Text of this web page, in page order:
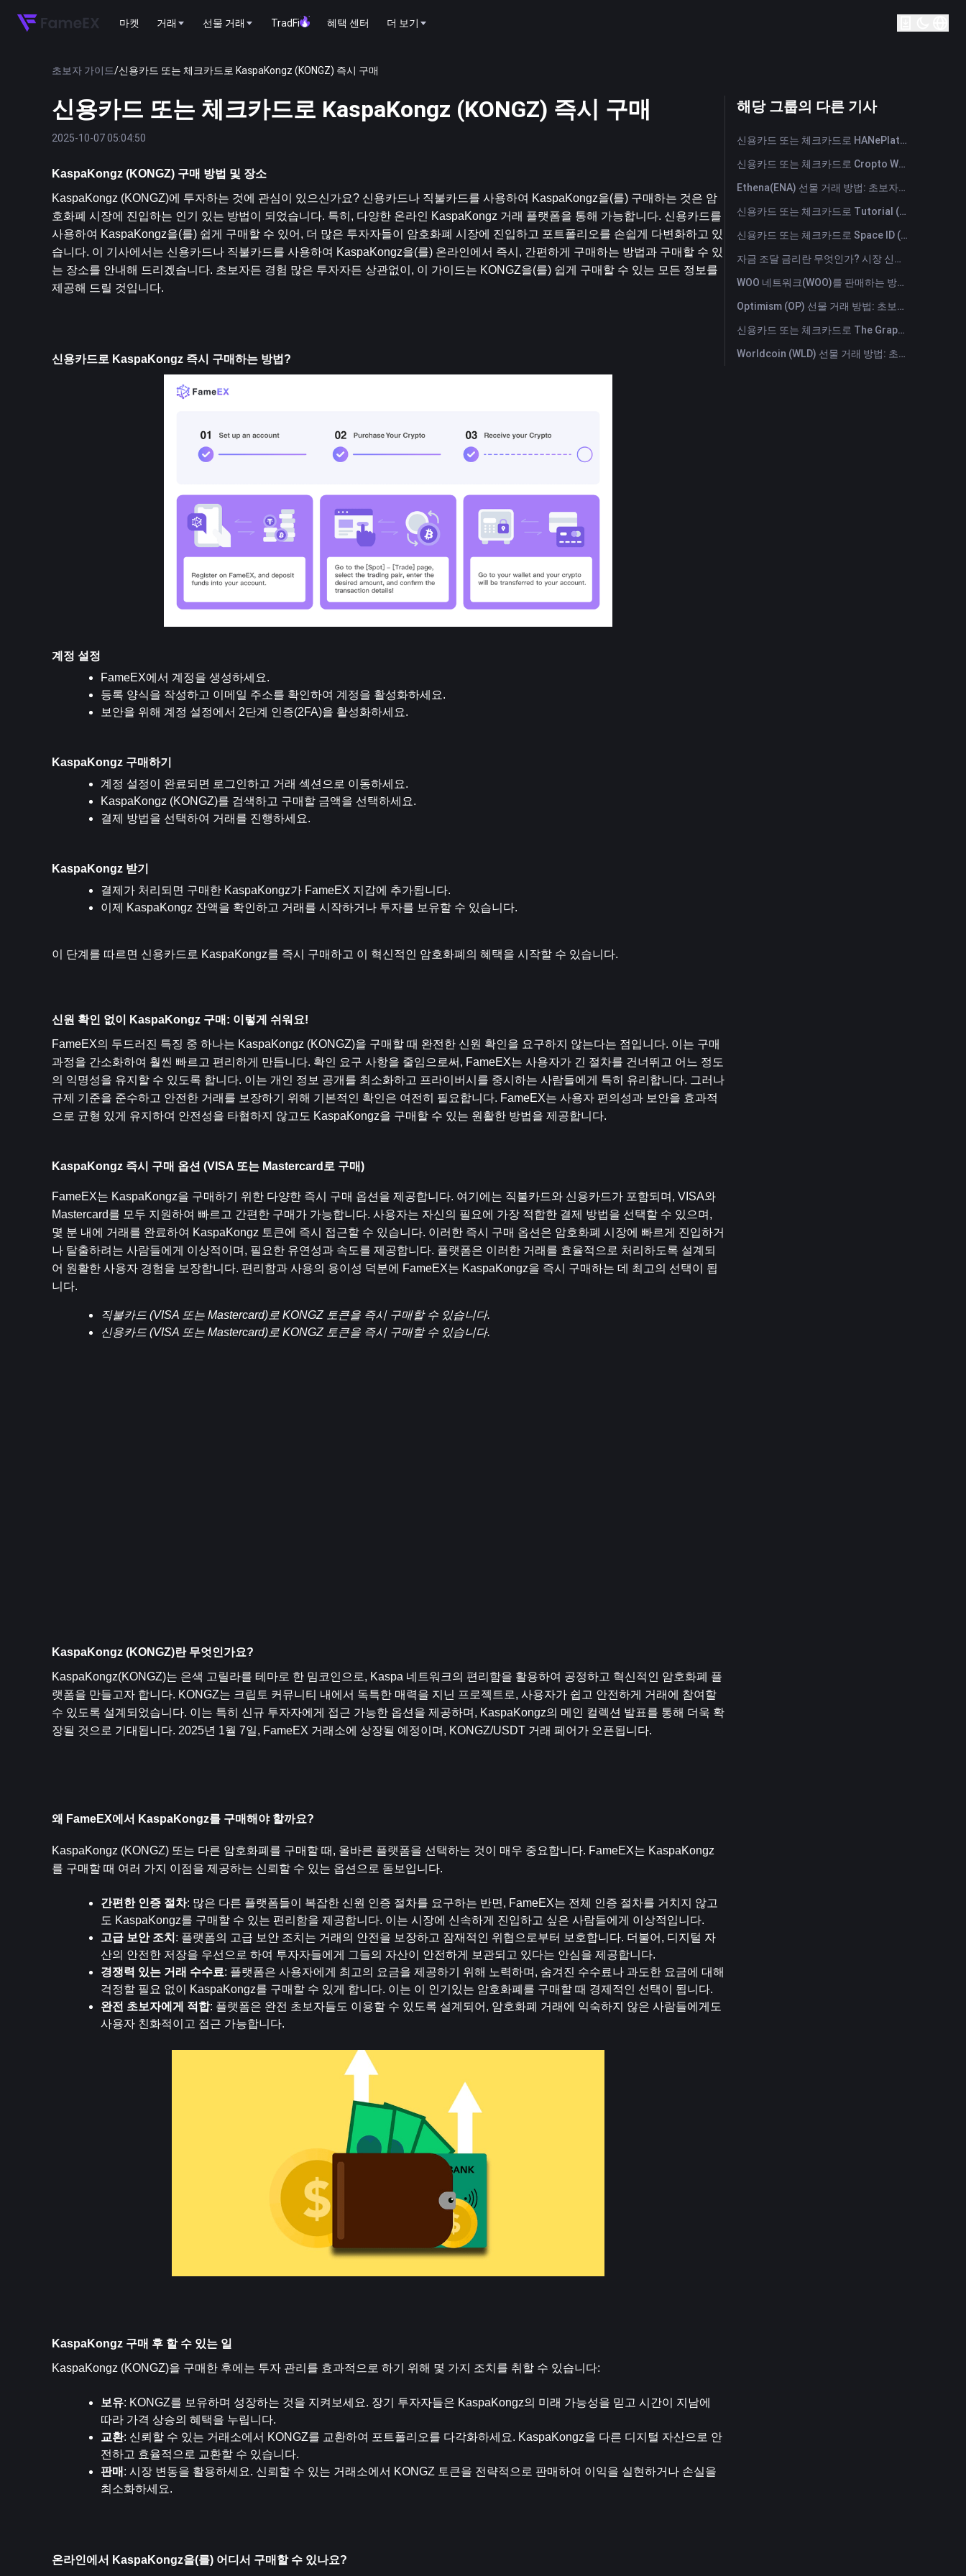
마켓 거래 선물 거래 TradFi 혜택 센터 더 보기
초보자 가이드/신용카드 또는 체크카드로 KaspaKongz (KONGZ) 즉시 구매
신용카드 또는 체크카드로 KaspaKongz (KONGZ) 즉시 구매
2025-10-07 05:04:50
KaspaKongz (KONGZ) 구매 방법 및 장소
KaspaKongz (KONGZ)에 투자하는 것에 관심이 있으신가요? 신용카드나 직불카드를 사용하여 KaspaKongz을(를) 구매하는 것은 암
호화폐 시장에 진입하는 인기 있는 방법이 되었습니다. 특히, 다양한 온라인 KaspaKongz 거래 플랫폼을 통해 가능합니다. 신용카드를
사용하여 KaspaKongz을(를) 쉽게 구매할 수 있어, 더 많은 투자자들이 암호화폐 시장에 진입하고 포트폴리오를 손쉽게 다변화하고 있
습니다. 이 기사에서는 신용카드나 직불카드를 사용하여 KaspaKongz을(를) 온라인에서 즉시, 간편하게 구매하는 방법과 구매할 수 있
는 장소를 안내해 드리겠습니다. 초보자든 경험 많은 투자자든 상관없이, 이 가이드는 KONGZ을(를) 쉽게 구매할 수 있는 모든 정보를
제공해 드릴 것입니다.
신용카드로 KaspaKongz 즉시 구매하는 방법?
계정 설정
FameEX에서 계정을 생성하세요.
등록 양식을 작성하고 이메일 주소를 확인하여 계정을 활성화하세요.
보안을 위해 계정 설정에서 2단계 인증(2FA)을 활성화하세요.
KaspaKongz 구매하기
계정 설정이 완료되면 로그인하고 거래 섹션으로 이동하세요.
KaspaKongz (KONGZ)를 검색하고 구매할 금액을 선택하세요.
결제 방법을 선택하여 거래를 진행하세요.
KaspaKongz 받기
결제가 처리되면 구매한 KaspaKongz가 FameEX 지갑에 추가됩니다.
이제 KaspaKongz 잔액을 확인하고 거래를 시작하거나 투자를 보유할 수 있습니다.
이 단계를 따르면 신용카드로 KaspaKongz를 즉시 구매하고 이 혁신적인 암호화폐의 혜택을 시작할 수 있습니다.
신원 확인 없이 KaspaKongz 구매: 이렇게 쉬워요!
FameEX의 두드러진 특징 중 하나는 KaspaKongz (KONGZ)을 구매할 때 완전한 신원 확인을 요구하지 않는다는 점입니다. 이는 구매
과정을 간소화하여 훨씬 빠르고 편리하게 만듭니다. 확인 요구 사항을 줄임으로써, FameEX는 사용자가 긴 절차를 건너뛰고 어느 정도
의 익명성을 유지할 수 있도록 합니다. 이는 개인 정보 공개를 최소화하고 프라이버시를 중시하는 사람들에게 특히 유리합니다. 그러나
규제 기준을 준수하고 안전한 거래를 보장하기 위해 기본적인 확인은 여전히 필요합니다. FameEX는 사용자 편의성과 보안을 효과적
으로 균형 있게 유지하여 안전성을 타협하지 않고도 KaspaKongz을 구매할 수 있는 원활한 방법을 제공합니다.
KaspaKongz 즉시 구매 옵션 (VISA 또는 Mastercard로 구매)
FameEX는 KaspaKongz을 구매하기 위한 다양한 즉시 구매 옵션을 제공합니다. 여기에는 직불카드와 신용카드가 포함되며, VISA와
Mastercard를 모두 지원하여 빠르고 간편한 구매가 가능합니다. 사용자는 자신의 필요에 가장 적합한 결제 방법을 선택할 수 있으며,
몇 분 내에 거래를 완료하여 KaspaKongz 토큰에 즉시 접근할 수 있습니다. 이러한 즉시 구매 옵션은 암호화폐 시장에 빠르게 진입하거
나 탈출하려는 사람들에게 이상적이며, 필요한 유연성과 속도를 제공합니다. 플랫폼은 이러한 거래를 효율적으로 처리하도록 설계되
어 원활한 사용자 경험을 보장합니다. 편리함과 사용의 용이성 덕분에 FameEX는 KaspaKongz을 즉시 구매하는 데 최고의 선택이 됩
니다.
직불카드 (VISA 또는 Mastercard)로 KONGZ 토큰을 즉시 구매할 수 있습니다.
신용카드 (VISA 또는 Mastercard)로 KONGZ 토큰을 즉시 구매할 수 있습니다.
KaspaKongz (KONGZ)란 무엇인가요?
KaspaKongz(KONGZ)는 은색 고릴라를 테마로 한 밈코인으로, Kaspa 네트워크의 편리함을 활용하여 공정하고 혁신적인 암호화폐 플
랫폼을 만들고자 합니다. KONGZ는 크립토 커뮤니티 내에서 독특한 매력을 지닌 프로젝트로, 사용자가 쉽고 안전하게 거래에 참여할
수 있도록 설계되었습니다. 이는 특히 신규 투자자에게 접근 가능한 옵션을 제공하며, KaspaKongz의 메인 컬렉션 발표를 통해 더욱 확
장될 것으로 기대됩니다. 2025년 1월 7일, FameEX 거래소에 상장될 예정이며, KONGZ/USDT 거래 페어가 오픈됩니다.
왜 FameEX에서 KaspaKongz를 구매해야 할까요?
KaspaKongz (KONGZ) 또는 다른 암호화폐를 구매할 때, 올바른 플랫폼을 선택하는 것이 매우 중요합니다. FameEX는 KaspaKongz
를 구매할 때 여러 가지 이점을 제공하는 신뢰할 수 있는 옵션으로 돋보입니다.
간편한 인증 절차: 많은 다른 플랫폼들이 복잡한 신원 인증 절차를 요구하는 반면, FameEX는 전체 인증 절차를 거치지 않고
도 KaspaKongz를 구매할 수 있는 편리함을 제공합니다. 이는 시장에 신속하게 진입하고 싶은 사람들에게 이상적입니다.
고급 보안 조치 : 플랫폼의 고급 보안 조치는 거래의 안전을 보장하고 잠재적인 위협으로부터 보호합니다. 더불어, 디지털 자
산의 안전한 저장을 우선으로 하여 투자자들에게 그들의 자산이 안전하게 보관되고 있다는 안심을 제공합니다.
경쟁력 있는 거래 수수료: 플랫폼은 사용자에게 최고의 요금을 제공하기 위해 노력하며, 숨겨진 수수료나 과도한 요금에 대해
걱정할 필요 없이 KaspaKongz를 구매할 수 있게 합니다. 이는 이 인기있는 암호화폐를 구매할 때 경제적인 선택이 됩니다.
완전 초보자에게 적합: 플랫폼은 완전 초보자들도 이용할 수 있도록 설계되어, 암호화폐 거래에 익숙하지 않은 사람들에게도
사용자 친화적이고 접근 가능합니다.
KaspaKongz 구매 후 할 수 있는 일
KaspaKongz (KONGZ)을 구매한 후에는 투자 관리를 효과적으로 하기 위해 몇 가지 조치를 취할 수 있습니다:
보유: KONGZ를 보유하며 성장하는 것을 지켜보세요. 장기 투자자들은 KaspaKongz의 미래 가능성을 믿고 시간이 지남에
따라 가격 상승의 혜택을 누립니다.
교환: 신뢰할 수 있는 거래소에서 KONGZ를 교환하여 포트폴리오를 다각화하세요. KaspaKongz을 다른 디지털 자산으로 안
전하고 효율적으로 교환할 수 있습니다.
판매 : 시장 변동을 활용하세요. 신뢰할 수 있는 거래소에서 KONGZ 토큰을 전략적으로 판매하여 이익을 실현하거나 손실을
최소화하세요.
온라인에서 KaspaKongz을(를) 어디서 구매할 수 있나요?
해당 그룹의 다른 기사
신용카드 또는 체크카드로 HANePlatform (HANEP) 즉시 구매
신용카드 또는 체크카드로 Cropto Wheat Token (CROW) 즉시 구매
Ethena(ENA) 선물 거래 방법: 초보자를 위한 종합 가이드
신용카드 또는 체크카드로 Tutorial (TUT) 즉시 구매
신용카드 또는 체크카드로 Space ID (ID) 즉시 구매
자금 조달 금리란 무엇인가? 시장 신호와 자금 조달 금리의 일반적인 오용 사례 이해하기
WOO 네트워크(WOO)를 판매하는 방법은? | FameEX
Optimism (OP) 선물 거래 방법: 초보자를 위한 종합 가이드
신용카드 또는 체크카드로 The Graph (GRT) 즉시 구매
Worldcoin (WLD) 선물 거래 방법: 초보자를 위한 종합 가이드